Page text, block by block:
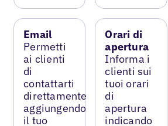
Email
Permetti
ai clienti
di
contattarti
direttamente
aggiungendo
il tuo
Orari di
apertura
Informa i
clienti sui
tuoi orari
di
apertura
indicando